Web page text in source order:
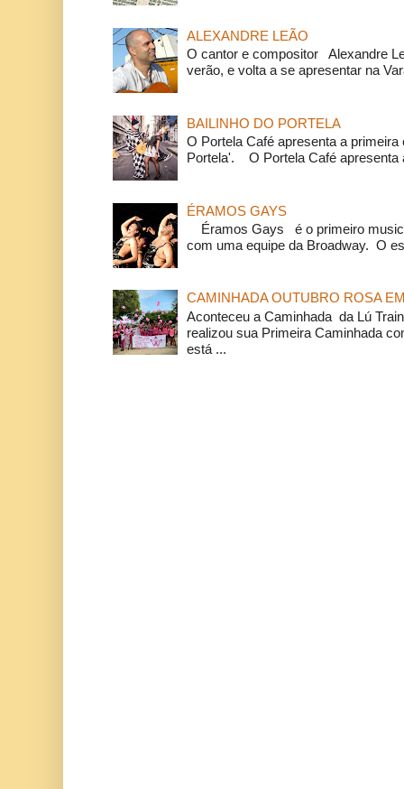
ALEXANDRE LEÃO
O cantor e compositor Alexandre
verão, e volta a se apresentar na
BAILINHO DO PORTELA
O Portela Café apresenta a
Portela'. O Portela Café apresenta
ÉRAMOS GAYS
Éramos Gays é o primeiro
com uma equipe da Broadway. O
CAMINHADA OUTUBRO ROSA
Aconteceu a Caminhada da Lú
realizou sua Primeira Caminhada
está ...